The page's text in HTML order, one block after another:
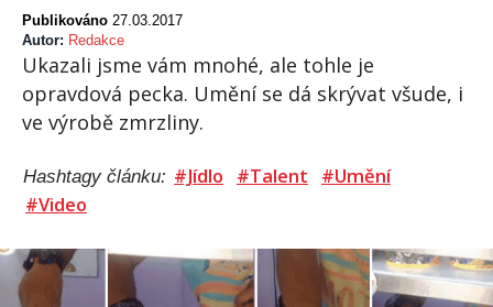
Publikováno 27.03.2017
Autor: Redakce
Ukazali jsme vám mnohé, ale tohle je
opravdová pecka. Umění se dá skrývat všude, i
ve výrobě zmrzliny.
Hashtagy článku: #Jídlo #Talent
#Umění
#Video